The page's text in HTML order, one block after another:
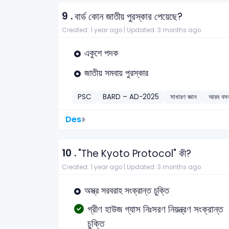
9 .বার্ড কোন জাতীয় পুরস্কার পেয়েছে?
Created: 1 year ago | Updated: 3 months ago
একুশে পদক
জাতীয় সমবায় পুরস্কার
PSC BARD – AD-2025 সাধারণ জ্ঞান আরব
Des
10 ."The Kyoto Protocol" কী?
Created: 1 year ago | Updated: 3 months ago
অস্ত্র সরবরাহ সংক্রান্ত চুক্তি
গ্রীণ হাউজ গ্যাস নিঃসরণ নিয়ন্ত্রণ সংক্রান্ত
চুক্তি